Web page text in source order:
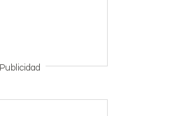
Publicidad